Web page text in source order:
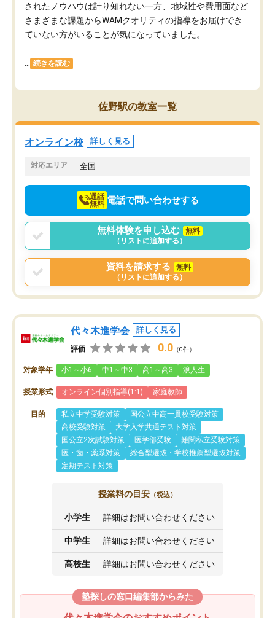
されたノウハウは計り知れない一方、地域性や費用面など
さまざまな課題からWAMクオリティの指導をお届けでき
ていない方がいることが気になっていました。
続きを読む
佐野駅の教室一覧
オンライン校 詳しく見る
対応エリア 全国
通話
無料 電話で問い合わせする
無料体験を申し込む
無料
（リストに追加する）
資料を請求する
無料
（リストに追加する）
代々木進学会 詳しく見る
評価 0.0 （0件）
対象学年 小1～小6 中1～中3 高1～高3 浪人生
授業形式 オンライン個別指導(1:1) 家庭教師
目的 私立中学受験対策
国公立中高一貫校受験対策
高校受験対策
大学入学共通テスト対策
国公立2次試験対策
医学部受験
難関私立受験対策
医・歯・薬系対策
総合型選抜・学校推薦型選抜対策
定期テスト対策
授業料の目安 （税込）
小学生 詳細はお問い合わせください
中学生 詳細はお問い合わせください
高校生 詳細はお問い合わせください
塾探しの窓口編集部からみた